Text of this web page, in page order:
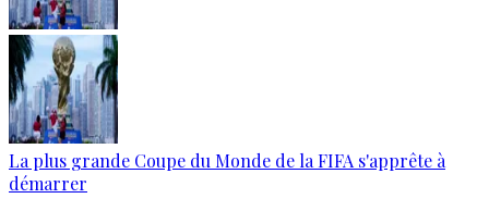
La plus grande Coupe du Monde de la FIFA s'apprête à
démarrer